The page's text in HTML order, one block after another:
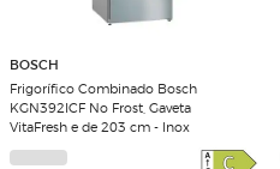
BOSCH
Frigorífico Combinado Bosch
KGN392ICF No Frost, Gaveta
VitaFresh e de 203 cm - Inox